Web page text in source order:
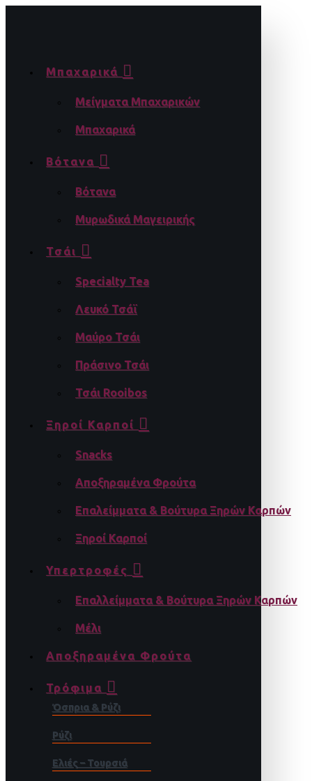
Μπαχαρικά
Μείγματα Μπαχαρικών
Μπαχαρικά
Βότανα
Βότανα
Μυρωδικά Μαγειρικής
Τσάι
Specialty Tea
Λευκό Τσάϊ
Μαύρο Τσάι
Πράσινο Τσάι
Τσάι Rooibos
Ξηροί Καρποί
Snacks
Αποξηραμένα Φρούτα
Επαλείμματα & Βούτυρα Ξηρών Καρπών
Ξηροί Καρποί
Υπερτροφές
Επαλλείμματα & Βούτυρα Ξηρών Καρπών
Μέλι
Αποξηραμένα Φρούτα
Τρόφιμα
Όσπρια & Ρύζι
Ρύζι
Ελιές – Τουρσιά